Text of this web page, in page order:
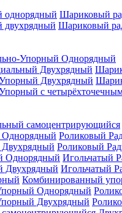
Шариковый
Шариковый
Упорный Однорядный
самоцентрирующийся
Роликовый
Роликовый
Игольчатый
Игольчатый
Комбинированный